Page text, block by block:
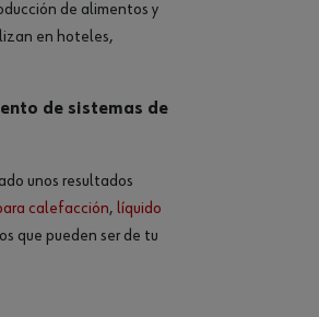
de alimentos y
en hoteles,
de sistemas de
unos resultados
calefacción, líquido
que pueden ser de tu